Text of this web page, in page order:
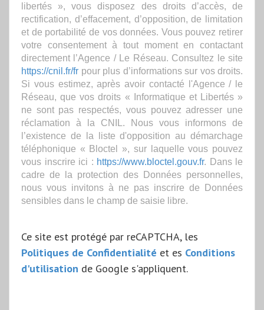
libertés », vous disposez des droits d’accès, de
rectification, d’effacement, d’opposition, de limitation
et de portabilité de vos données. Vous pouvez retirer
votre consentement à tout moment en contactant
directement l’Agence / Le Réseau. Consultez le site
https://cnil.fr/fr pour plus d’informations sur vos droits.
Si vous estimez, après avoir contacté l'Agence / le
Réseau, que vos droits « Informatique et Libertés »
ne sont pas respectés, vous pouvez adresser une
réclamation à la CNIL. Nous vous informons de
l’existence de la liste d'opposition au démarchage
téléphonique « Bloctel », sur laquelle vous pouvez
vous inscrire ici : https://www.bloctel.gouv.fr. Dans le
cadre de la protection des Données personnelles,
nous vous invitons à ne pas inscrire de Données
sensibles dans le champ de saisie libre.
Ce site est protégé par reCAPTCHA, les
Politiques de Confidentialité et es Conditions
d'utilisation de Google s'appliquent.